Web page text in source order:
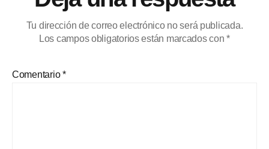
Tu dirección de correo electrónico no será publicada.
Los campos obligatorios están marcados con*
Comentario*